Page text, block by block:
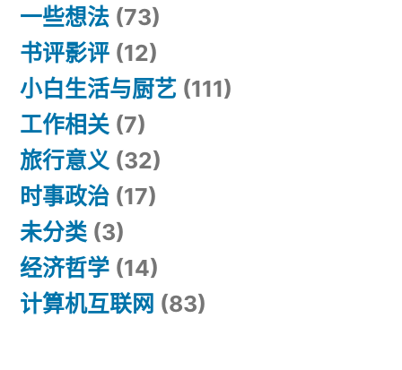
一些想法 (73)
书评影评 (12)
小白生活与厨艺 (111)
工作相关 (7)
旅行意义 (32)
时事政治 (17)
未分类(3)
经济哲学 (14)
计算机互联网 (83)